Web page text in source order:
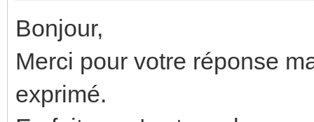
Bonjour,
Merci pour votre réponse
exprimé.